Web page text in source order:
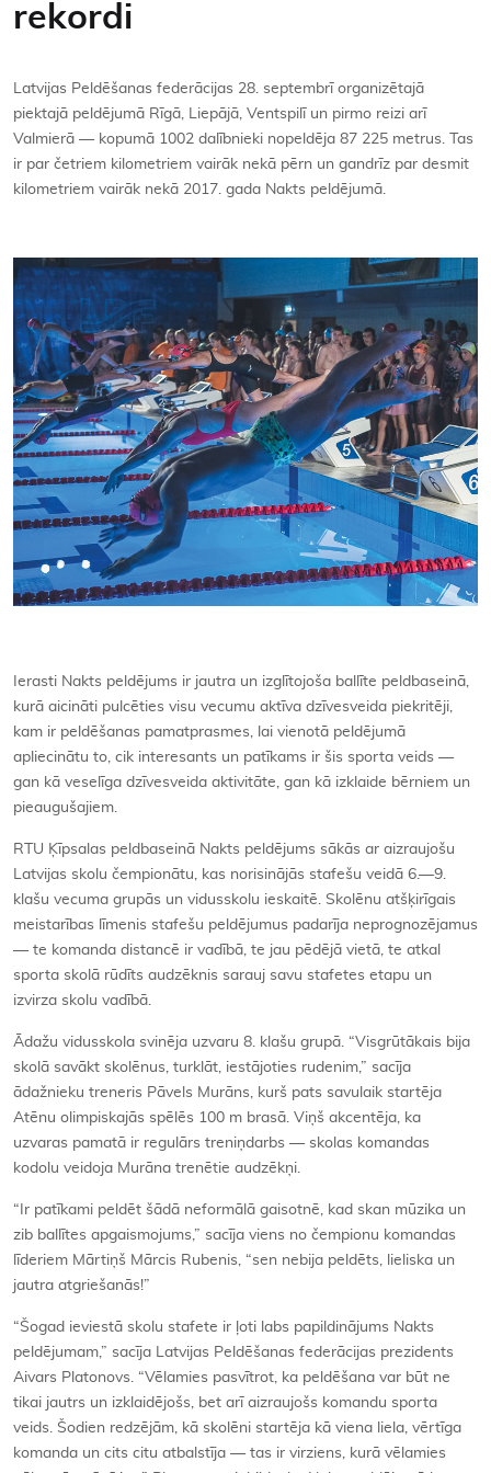
rekordi
Latvijas Peldēšanas federācijas 28. sep­tembrī organizētajā
piektajā peldējumā Rīgā, Liepājā, Ventspilī un pirmo reizi arī
Valmierā — kopumā 1002 dalībnieki nopeldēja 87 225 metrus. Tas
ir par četriem kilometriem vairāk nekā pērn un gandrīz par desmit
kilometriem vairāk nekā 2017. gada Nakts peldējumā.
Ierasti Nakts peldējums ir jautra un izglītojoša ballīte peldbaseinā,
kurā aicināti pulcēties visu vecumu aktīva dzīvesveida piekritēji,
kam ir peldēšanas pamatprasmes, lai vienotā peldējumā
apliecinātu to, cik interesants un patīkams ir šis sporta veids —
gan kā veselīga dzīvesveida aktivitāte, gan kā izklaide bērniem un
pieaugušajiem.
RTU Ķīpsalas peldbaseinā Nakts peldējums sākās ar aizraujošu
Latvijas skolu čempionātu, kas norisinājās stafešu veidā 6.—9.
klašu vecuma grupās un vidusskolu ieskaitē. Skolēnu atšķirīgais
meistarības līmenis stafešu peldējumus padarīja neprognozējamus
— te komanda distancē ir vadībā, te jau pēdējā vietā, te atkal
sporta skolā rūdīts audzēknis sarauj savu stafetes etapu un
izvirza skolu vadībā.
Ādažu vidusskola svinēja uzvaru 8. klašu grupā. “Visgrūtākais bija
skolā savākt skolēnus, turklāt, iestājoties rudenim,” sacīja
ādažnieku treneris Pāvels Murāns, kurš pats savulaik startēja
Atēnu olimpiskajās spēlēs 100 m brasā. Viņš akcentēja, ka
uzvaras pamatā ir regulārs treniņdarbs — skolas komandas
kodolu veidoja Murāna trenētie audzēkņi.
“Ir patīkami peldēt šādā neformālā gaisotnē, kad skan mūzika un
zib ballītes apgaismojums,” sacīja viens no čempionu komandas
līderiem Mārtiņš Mārcis Rubenis, “sen nebija peldēts, lieliska un
jautra atgriešanās!”
“Šogad ieviestā skolu stafete ir ļoti labs papildinājums Nakts
peldējumam,” sacīja Latvijas Peldēšanas federācijas prezidents
Aivars Platonovs. “Vēlamies pasvītrot, ka peldēšana var būt ne
tikai jautrs un izklaidējošs, bet arī aizraujošs komandu sporta
veids. Šodien redzējām, kā skolēni startēja kā viena liela, vērtīga
komanda un cits citu atbalstīja — tas ir virziens, kurā vēlamies